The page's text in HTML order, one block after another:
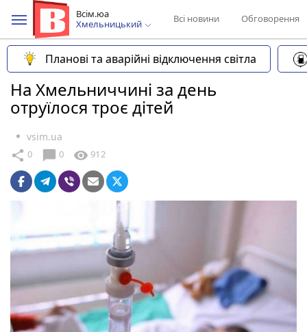
Всім.юа
Хмельницький
Всі новини Обговорення
Планові та аварійні відключення світла
На Хмельниччині за день
отруїлося троє дітей
vsim.ua
share 0 chat_bubble 0 visibility 912